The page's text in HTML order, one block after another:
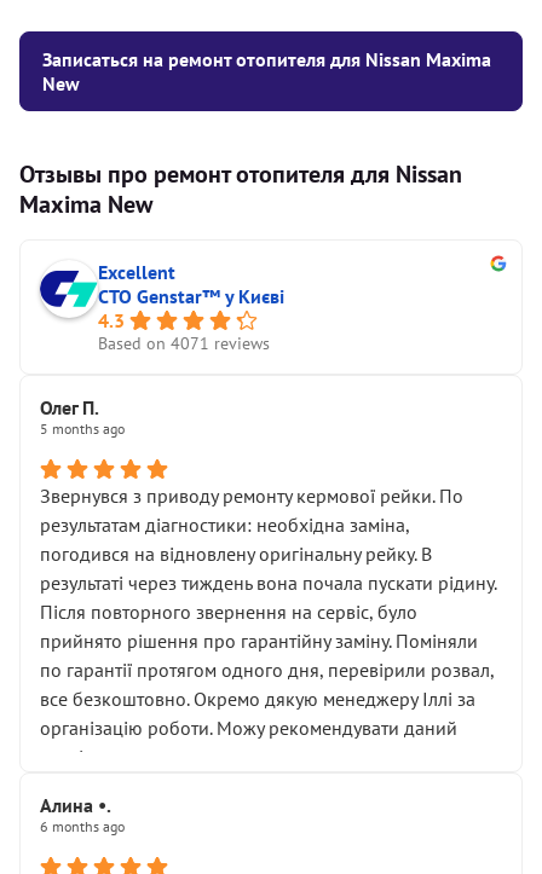
Записаться на ремонт отопителя для Nissan Maxima
New
Отзывы про ремонт отопителя для Nissan
Maxima New
Excellent
СТО Genstar™ у Києві
4.3
Based on 4071 reviews
Олег П.
5 months ago
Звернувся з приводу ремонту кермової рейки. По
результатам діагностики: необхідна заміна,
погодився на відновлену оригінальну рейку. В
результаті через тиждень вона почала пускати рідину.
Після повторного звернення на сервіс, було
прийнято рішення про гарантійну заміну. Поміняли
по гарантії протягом одного дня, перевірили розвал,
все безкоштовно. Окремо дякую менеджеру Іллі за
організацію роботи. Можу рекомендувати даний
сервіс.
Алина •.
6 months ago